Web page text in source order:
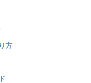
方